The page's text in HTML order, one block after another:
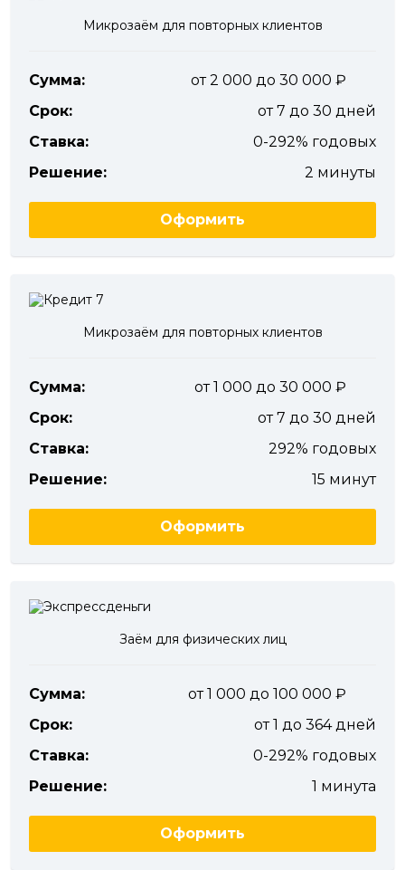
Микрозаём для повторных клиентов
Сумма:
от 2 000 до 30 000
Срок:
от 7 до 30 дней
Ставка:
0-292% годовых
Решение:
2 минуты
Оформить
Микрозаём для повторных клиентов
Сумма:
от 1 000 до 30 000
Срок:
от 7 до 30 дней
Ставка:
292% годовых
Решение:
15 минут
Оформить
Заём для физических лиц
Сумма:
от 1 000 до 100 000
Срок:
от 1 до 364 дней
Ставка:
0-292% годовых
Решение:
1 минута
Оформить